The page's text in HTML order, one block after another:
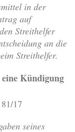
in der
auf
Streithelfer
an die
Streithelfer.
Kündigung
17
seines